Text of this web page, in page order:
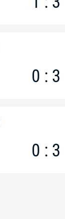
0 : 3
0 : 3